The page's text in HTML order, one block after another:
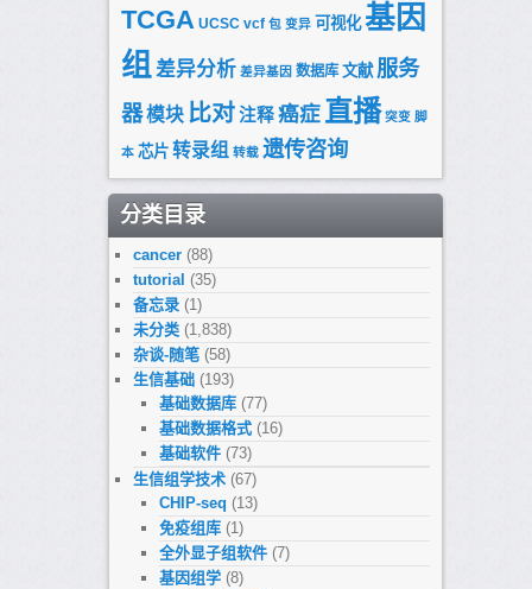
TCGA UCSC vcf 包 变异 可视化 基因
组 差异分析 差异基因 数据库 文献 服务
器模块 比对注释癌症 直播 突变 脚
本 芯片 转录组 转载 遗传咨询
分类目录
cancer(88)
tutorial (35)
备忘录(1)
未分类(1,838)
杂谈-随笔(58)
生信基础(193)
基础数据库 (77)
基础数据格式 (16)
基础软件 (73)
生信组学技术(67)
CHIP-seq (13)
免疫组库 (1)
全外显子组软件 (7)
基因组学 (8)